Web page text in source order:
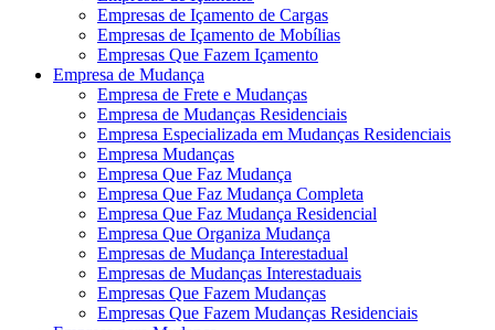
Empresas de Içamento de Cargas
Empresas de Içamento de Mobílias
Empresas Que Fazem Içamento
Empresa de Mudança
Empresa de Frete e Mudanças
Empresa de Mudanças Residenciais
Empresa Especializada em Mudanças Residenciais
Empresa Mudanças
Empresa Que Faz Mudança
Empresa Que Faz Mudança Completa
Empresa Que Faz Mudança Residencial
Empresa Que Organiza Mudança
Empresas de Mudança Interestadual
Empresas de Mudanças Interestaduais
Empresas Que Fazem Mudanças
Empresas Que Fazem Mudanças Residenciais